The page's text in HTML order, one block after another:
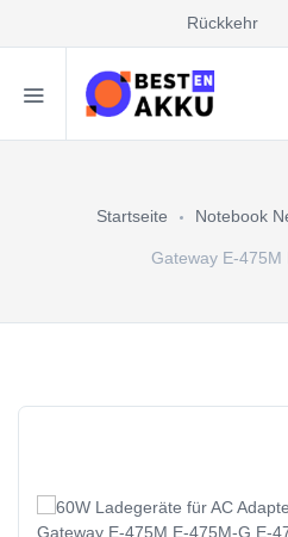
Rückkehr
Startseite Notebook
Gateway E-475M